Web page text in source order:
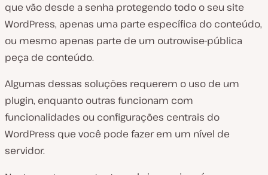
que vão desde a senha protegendo todo o seu site
WordPress, apenas uma parte específica do conteúdo,
ou mesmo apenas parte de um outrowise-pública
peça de conteúdo.
Algumas dessas soluções requerem o uso de um
plugin, enquanto outras funcionam com
funcionalidades ou configurações centrais do
WordPress que você pode fazer em um nível de
servidor.